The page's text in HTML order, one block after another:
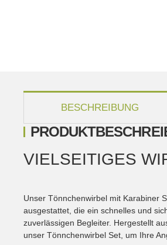
BESCHREIBUNG
VIELSEITIGES
Unser Tönnchenwirbel mit Karabiner
ausgestattet, die ein schnelles und
zuverlässigen Begleiter. Hergestellt
unser Tönnchenwirbel Set, um Ihre